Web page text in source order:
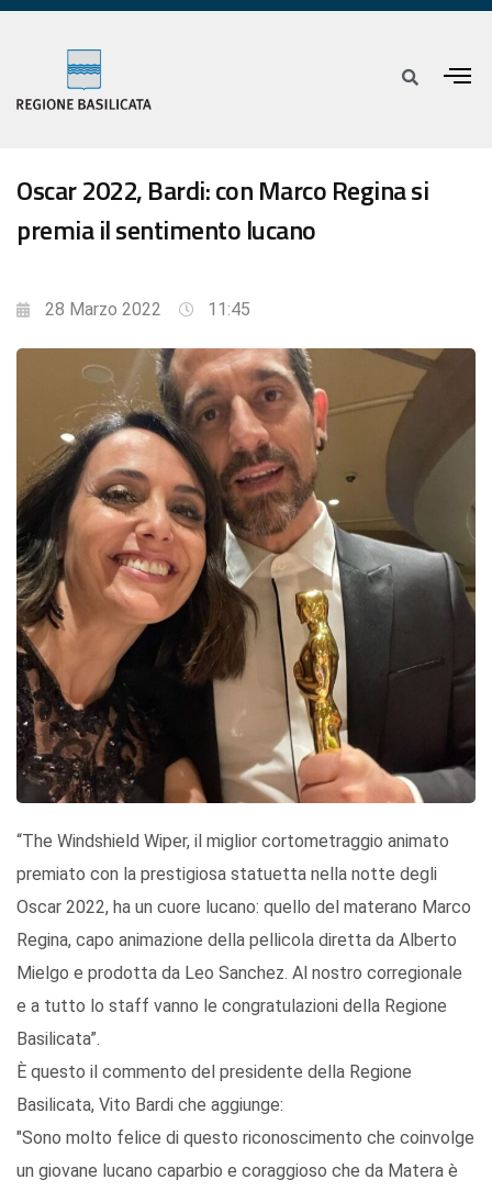
Oscar 2022, Bardi: con Marco Regina si
premia il sentimento lucano
28 Marzo 2022 11:45
“The Windshield Wiper, il miglior cortometraggio animato
premiato con la prestigiosa statuetta nella notte degli
Oscar 2022, ha un cuore lucano: quello del materano Marco
Regina, capo animazione della pellicola diretta da Alberto
Mielgo e prodotta da Leo Sanchez. Al nostro corregionale
e a tutto lo staff vanno le congratulazioni della Regione
Basilicata”.
È questo il commento del presidente della Regione
Basilicata, Vito Bardi che aggiunge:
"Sono molto felice di questo riconoscimento che coinvolge
un giovane lucano caparbio e coraggioso che da Matera è